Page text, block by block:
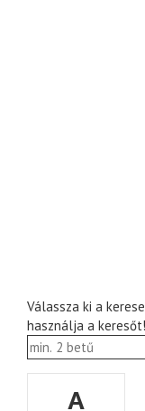
Válassza ki a
használja a keresőt!
A